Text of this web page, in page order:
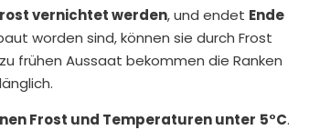
vernichtet werden, und endet Ende
worden sind, können sie durch Frost
frühen Aussaat bekommen die Ranken
Frost und Temperaturen unter 5°C.